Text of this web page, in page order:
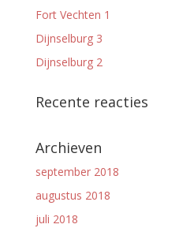
Fort Vechten 1
Dijnselburg 3
Dijnselburg 2
Recente reacties
Archieven
september 2018
augustus 2018
juli 2018